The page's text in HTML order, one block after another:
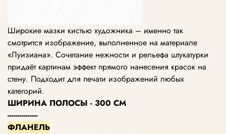
Широкие мазки кистью художника – именно так
смотрится изображение, выполненное на материале
«Луизиана». Сочетание нежности и рельефа штукатурки
придаёт картинам эффект прямого нанесения красок на
стену. Подходит для печати изображений любых
категорий.
ШИРИНА ПОЛОСЫ - 300 СМ
---------------
ФЛАНЕЛЬ